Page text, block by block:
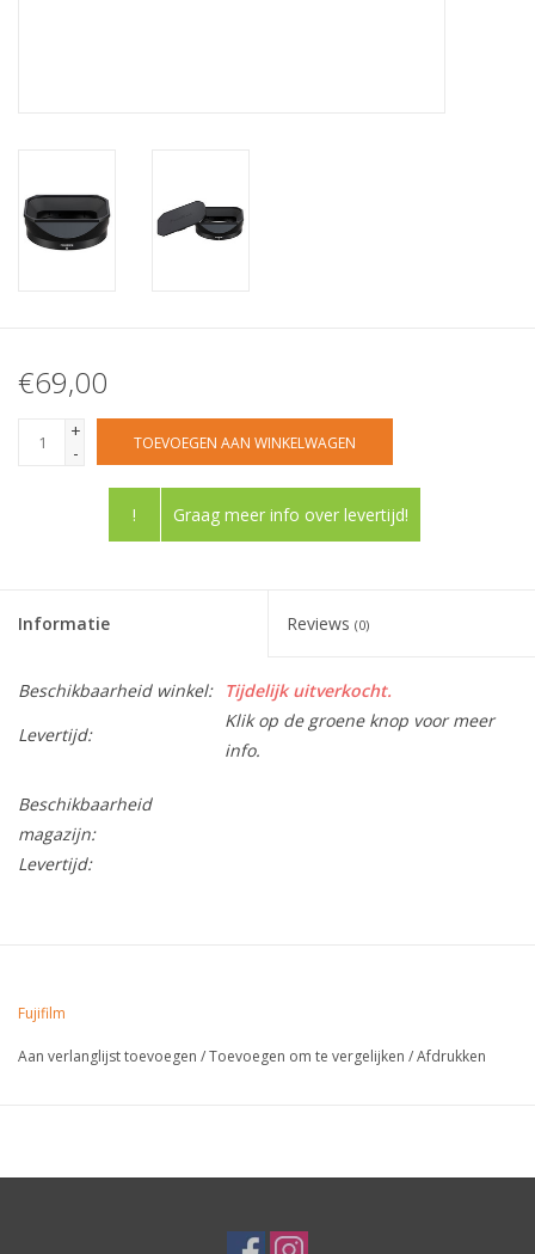
€69,00
+
-
TOEVOEGEN AAN WINKELWAGEN
! Graag meer info over levertijd!
Informatie Reviews (0)
Beschikbaarheid winkel:
Tijdelijk uitverkocht.
Levertijd:
Klik op de groene knop voor meer
info.
Beschikbaarheid
magazijn:
Levertijd:
Fujifilm
Aan verlanglijst toevoegen /Toevoegen om te vergelijken /Afdrukken